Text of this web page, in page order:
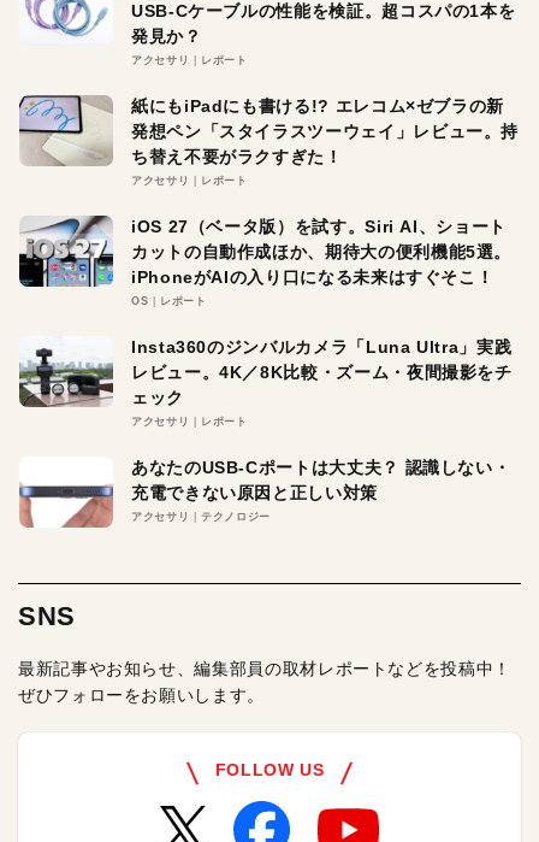
USB-Cケーブルの性能を検証。超コスパの1本を
発見か？
アクセサリ レポート
紙にもiPadにも書ける!? エレコム×ゼブラの新
発想ペン「スタイラスツーウェイ」レビュー。持
ち替え不要がラクすぎた！
アクセサリ レポート
iOS 27（ベータ版）を試す。Siri AI、ショート
カットの自動作成ほか、期待大の便利機能5選。
iPhoneがAIの入り口になる未来はすぐそこ！
OS レポート
Insta360のジンバルカメラ「Luna Ultra」実践
レビュー。4K／8K比較・ズーム・夜間撮影をチ
ェック
アクセサリ レポート
あなたのUSB-Cポートは大丈夫？ 認識しない・
充電できない原因と正しい対策
アクセサリ テクノロジー
SNS
最新記事やお知らせ、編集部員の取材レポートなどを投稿中！
ぜひフォローをお願いします。
FOLLOW US